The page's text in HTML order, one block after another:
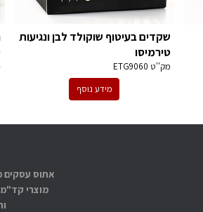
שקדים בעיטוף שוקולד לבן ונגיעות
טירמיסו
מק''ט ETG9060
מידע נוסף
מוצרי קד"מ